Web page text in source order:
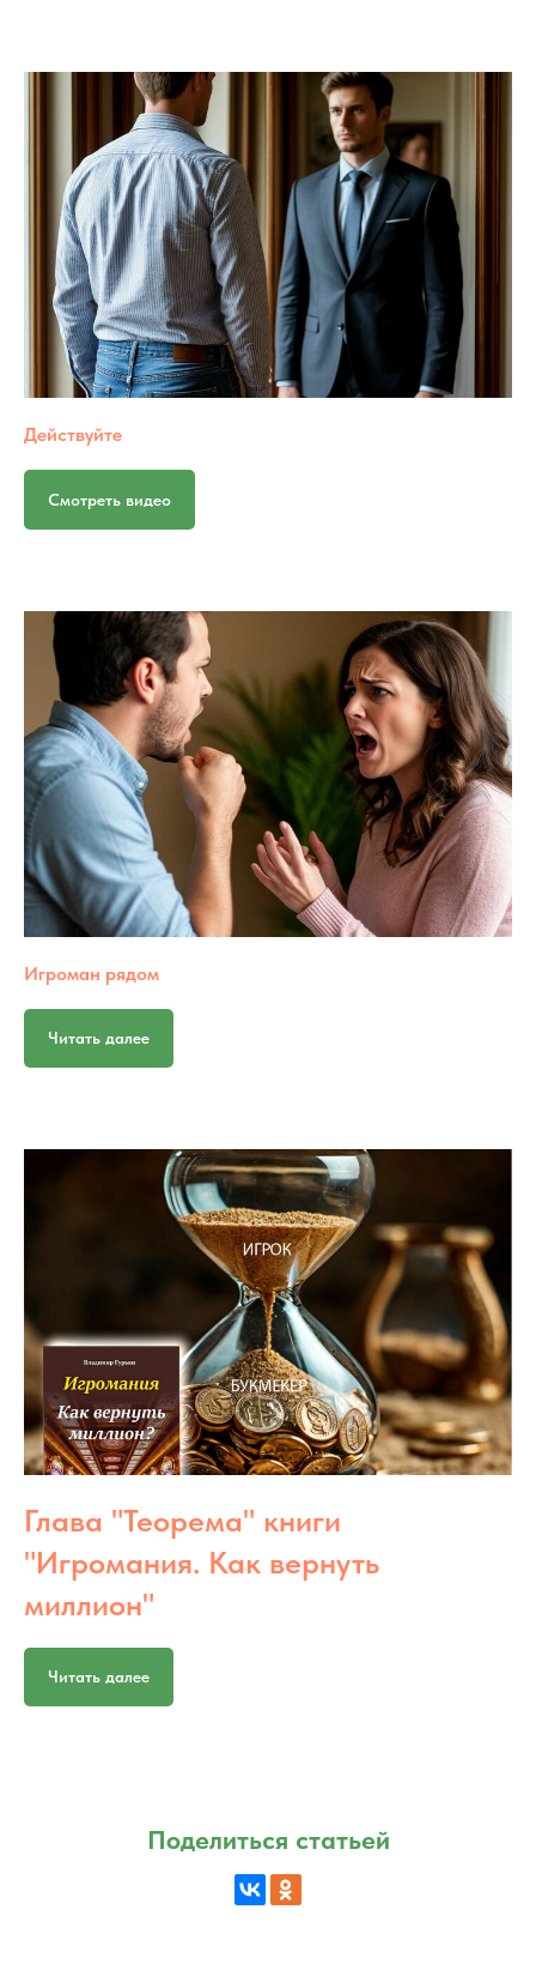
Действуйте
Смотреть видео
Игроман рядом
Читать далее
Глава "Теорема" книги
"Игромания. Как вернуть
миллион"
Читать далее
Поделиться статьей